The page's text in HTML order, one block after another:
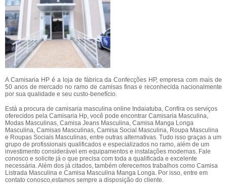
A Camisaria HP é a loja de fábrica da Confecções HP, empresa com mais de
50 anos de mercado no ramo de camisas finas e reconhecida nacionalmente
por sua qualidade e seu custo-benefício.
Está a procura de camisaria masculina online Indaiatuba, Confira os serviços
oferecidos pela Camisaria Hp, você pode encontrar Camisaria Masculina,
Modas Masculinas, Camisa Jeans Masculina, Camisa Manga Longa
Masculina, Camisas Masculinas, Camisa Social Masculina, Roupa Masculina
e Roupas Sociais Masculinas, entre outras alternativas. Tudo isso graças a um
grupo de profissionais qualificados e especializados no ramo, além de um
investimento considerável em equipamentos e instalações modernas. Fale
conosco e solicite já o que precisa com toda a qualificada e excelente
necessária. Além dos já citados, também oferecemos trabalhos como Camisa
Listrada Masculina e Camisa Masculina Manga Longa. Por isso, entre em
contato conosco,estamos sempre a disposição do cliente.